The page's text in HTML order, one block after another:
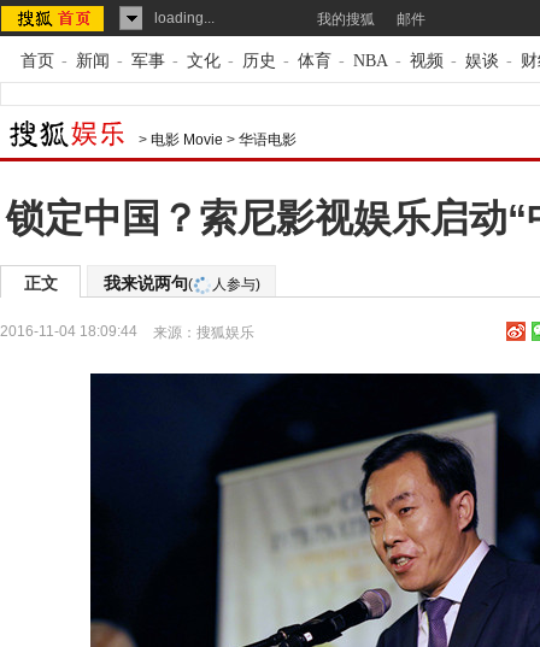
loading... 我的搜狐 邮件
首页 - 新闻 - 军事 - 文化 - 历史 - 体育 - NBA - 视频 - 娱谈 -
> 电影 Movie > 华语电影
锁定中国？索尼影视娱乐启动“
正文 我来说两句( 人参与)
2016-11-04 18:09:44 来源： 搜狐娱乐